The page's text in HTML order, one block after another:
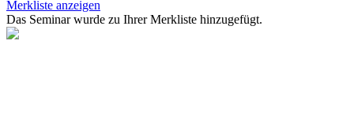
Merkliste anzeigen
Das Seminar wurde zu Ihrer Merkliste hinzugefügt.